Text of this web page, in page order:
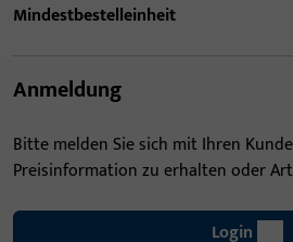
Mindestbestelleinheit
Anmeldung
Bitte melden Sie sich mit Ihren
Preisinformation zu erhalten oder
Login